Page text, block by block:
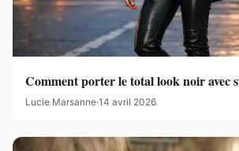
Comment porter le total look noir avec
Lucie Marsanne·14 avril 2026